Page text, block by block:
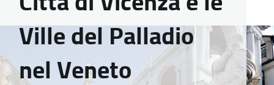
Ville del Palladio
nel Veneto